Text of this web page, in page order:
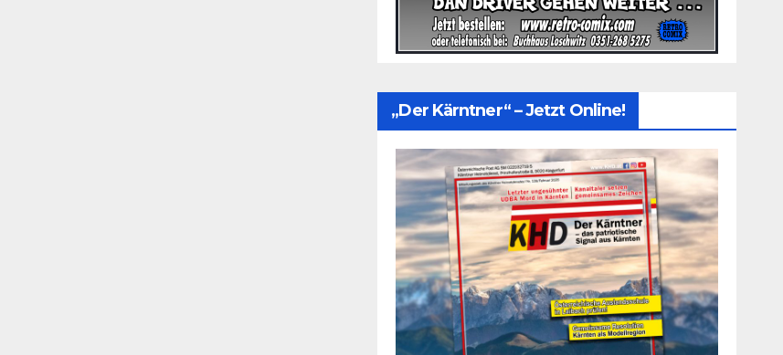
„Der Kärntner“ – Jetzt Online!